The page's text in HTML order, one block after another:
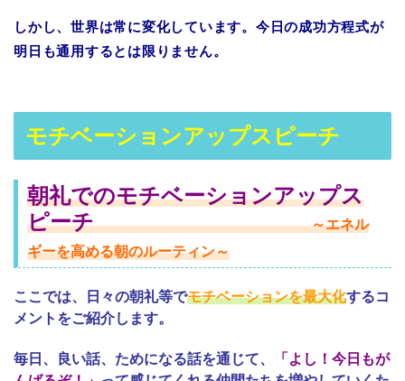
しかし、世界は常に変化しています。今日の成功方程式が
明日も通用するとは限りません。
モチベーションアップスピーチ
朝礼でのモチベーションアップス
ピーチ
～エネル
ギーを高める朝のルーティン～
ここでは、日々の朝礼等でモチベーションを最大化するコ
メントをご紹介します。
毎日、良い話、ためになる話を通じて、
「よし！今日もが